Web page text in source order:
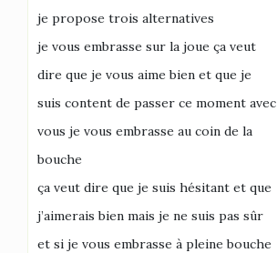
je propose trois alternatives
je vous embrasse sur la joue ça veut
dire que je vous aime bien et que je
suis content de passer ce moment avec
vous je vous embrasse au coin de la
bouche
ça veut dire que je suis hésitant et que
j’aimerais bien mais je ne suis pas sûr
et si je vous embrasse à pleine bouche